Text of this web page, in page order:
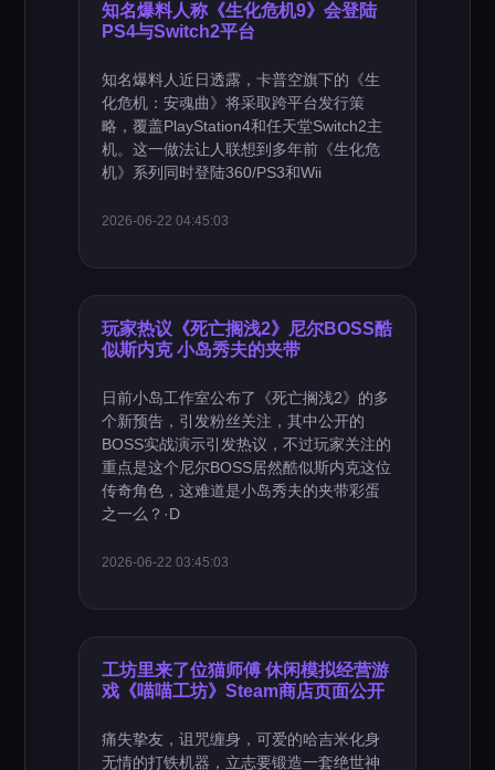
知名爆料人称《生化危机9》会登陆
PS4与Switch2平台
知名爆料人近日透露，卡普空旗下的《生
化危机：安魂曲》将采取跨平台发行策
略，覆盖PlayStation4和任天堂Switch2主
机。这一做法让人联想到多年前《生化危
机》系列同时登陆360/PS3和Wii
2026-06-22 04:45:03
玩家热议《死亡搁浅2》尼尔BOSS酷
似斯内克 小岛秀夫的夹带
日前小岛工作室公布了《死亡搁浅2》的多
个新预告，引发粉丝关注，其中公开的
BOSS实战演示引发热议，不过玩家关注的
重点是这个尼尔BOSS居然酷似斯内克这位
传奇角色，这难道是小岛秀夫的夹带彩蛋
之一么？·D
2026-06-22 03:45:03
工坊里来了位猫师傅 休闲模拟经营游
戏《喵喵工坊》Steam商店页面公开
痛失挚友，诅咒缠身，可爱的哈吉米化身
无情的打铁机器，立志要锻造一套绝世神